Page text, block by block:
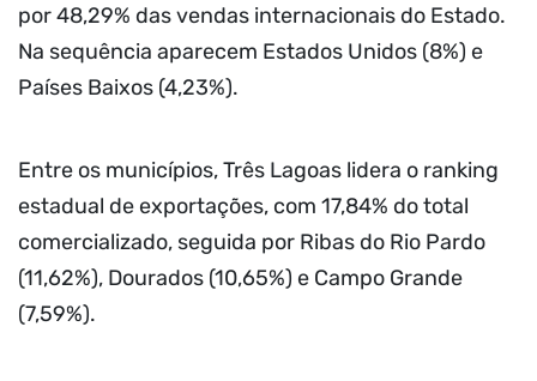
por 48,29% das vendas internacionais do Estado.
Na sequência aparecem Estados Unidos (8%) e
Países Baixos (4,23%).
Entre os municípios, Três Lagoas lidera o ranking
estadual de exportações, com 17,84% do total
comercializado, seguida por Ribas do Rio Pardo
(11,62%), Dourados (10,65%) e Campo Grande
(7,59%).